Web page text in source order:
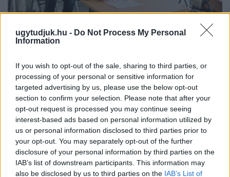
ugytudjuk.hu - Do Not Process My Personal
Information
If you wish to opt-out of the sale, sharing to third parties, or
processing of your personal or sensitive information for
targeted advertising by us, please use the below opt-out
section to confirm your selection. Please note that after your
opt-out request is processed you may continue seeing
interest-based ads based on personal information utilized by
us or personal information disclosed to third parties prior to
your opt-out. You may separately opt-out of the further
disclosure of your personal information by third parties on the
IAB’s list of downstream participants. This information may
also be disclosed by us to third parties on the IAB’s List of
KÉT RÉSZLETBEN ÉRKEZIK A 100 EZER FORINTOS
ISKOLAKEZDÉSI TÁMOGATÁS, AMIT NEM KELL KÜLÖN
Az első 50 ezer forintot még a tanévkezdés előtt folyósítja a
Magyar Államkincstár, a második részlet novemberben, utalvány
formájában érkezik.
1 hozzászólás